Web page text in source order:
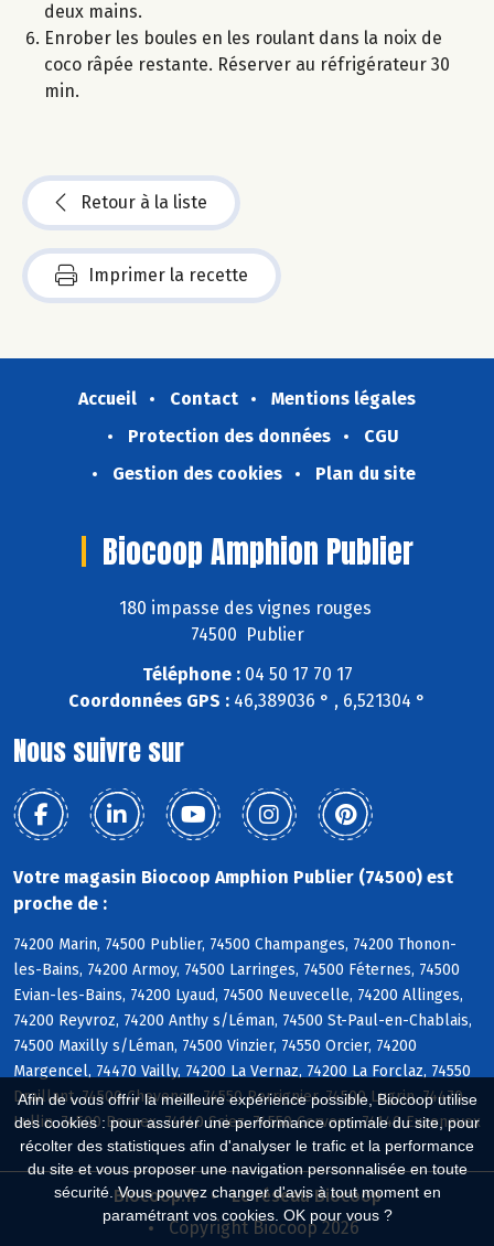
Afin de vous offrir la meilleure expérience possible, Biocoop utilise
des cookies : pour assurer une performance optimale du site, pour
récolter des statistiques afin d'analyser le trafic et la performance
du site et vous proposer une navigation personnalisée en toute
sécurité. Vous pouvez changer d'avis à tout moment en
paramétrant vos cookies. OK pour vous ?
deux mains.
Enrober les boules en les roulant dans la noix de
coco râpée restante. Réserver au réfrigérateur 30
min.
Retour à la liste
Imprimer la recette
Accueil Contact
Mentions légales
Protection des données
CGU
Gestion des cookies
Plan du site
Biocoop Amphion Publier
180 impasse des vignes rouges
74500 Publier
Téléphone :04 50 17 70 17
Coordonnées GPS : 46,389036 ° , 6,521304 °
Nous suivre sur
Votre magasin Biocoop Amphion Publier (74500) est
proche de :
74200 Marin, 74500 Publier, 74500 Champanges, 74200 Thonon-
les-Bains, 74200 Armoy, 74500 Larringes, 74500 Féternes, 74500
Evian-les-Bains, 74200 Lyaud, 74500 Neuvecelle, 74200 Allinges,
74200 Reyvroz, 74200 Anthy s/Léman, 74500 St-Paul-en-Chablais,
74500 Maxilly s/Léman, 74500 Vinzier, 74550 Orcier, 74200
Margencel, 74470 Vailly, 74200 La Vernaz, 74200 La Forclaz, 74550
Draillant, 74500 Chevenoz, 74550 Perrignier, 74500 Lugrin, 74470
Lullin, 74500 Bernex, 74140 Sciez, 74550 Cervens, 74140 Excenevex
Biocoop.fr
Le réseau Biocoop
Copyright Biocoop 2026